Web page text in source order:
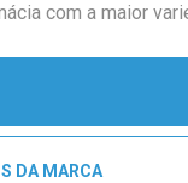
com a maior
DA MARCA